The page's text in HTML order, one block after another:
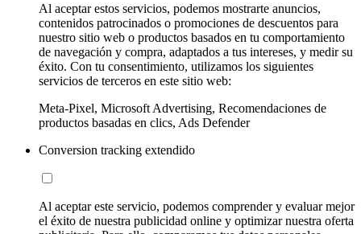
Al aceptar estos servicios, podemos mostrarte anuncios,
contenidos patrocinados o promociones de descuentos para
nuestro sitio web o productos basados en tu comportamiento
de navegación y compra, adaptados a tus intereses, y medir su
éxito. Con tu consentimiento, utilizamos los siguientes
servicios de terceros en este sitio web:
Meta-Pixel, Microsoft Advertising, Recomendaciones de
productos basadas en clics, Ads Defender
Conversion tracking extendido
Al aceptar este servicio, podemos comprender y evaluar mejor
el éxito de nuestra publicidad online y optimizar nuestra oferta